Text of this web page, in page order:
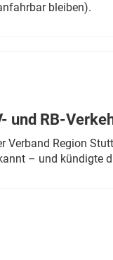
bleiben).
und RB-
Verband Region
– und kündigte